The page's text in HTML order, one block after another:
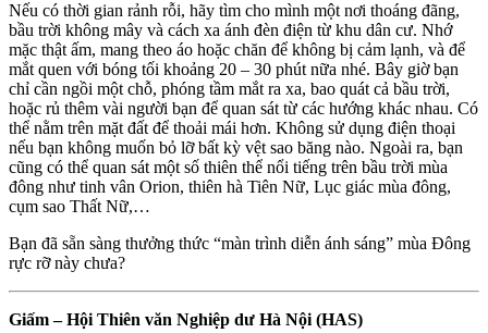
Nếu có thời gian rảnh rỗi, hãy tìm cho mình một nơi thoáng đãng,
bầu trời không mây và cách xa ánh đèn điện từ khu dân cư. Nhớ
mặc thật ấm, mang theo áo hoặc chăn để không bị cảm lạnh, và để
mắt quen với bóng tối khoảng 20 – 30 phút nữa nhé. Bây giờ bạn
chỉ cần ngồi một chỗ, phóng tầm mắt ra xa, bao quát cả bầu trời,
hoặc rủ thêm vài người bạn để quan sát từ các hướng khác nhau. Có
thể nằm trên mặt đất để thoải mái hơn. Không sử dụng điện thoại
nếu bạn không muốn bỏ lỡ bất kỳ vệt sao băng nào. Ngoài ra, bạn
cũng có thể quan sát một số thiên thể nổi tiếng trên bầu trời mùa
đông như tinh vân Orion, thiên hà Tiên Nữ, Lục giác mùa đông,
cụm sao Thất Nữ,…
Bạn đã sẵn sàng thưởng thức “màn trình diễn ánh sáng” mùa Đông
rực rỡ này chưa?
Giấm – Hội Thiên văn Nghiệp dư Hà Nội (HAS)